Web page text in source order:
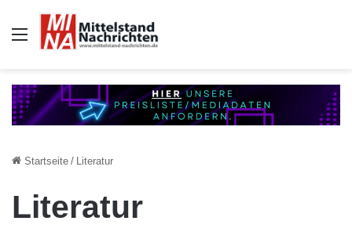
Auswahl
Startseite / Literatur
Literatur